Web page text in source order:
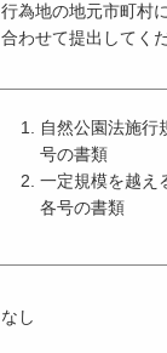
行為地の地元市町村
合わせて提出してく
自然公園法施行
号の書類
一定規模を越え
各号の書類
なし